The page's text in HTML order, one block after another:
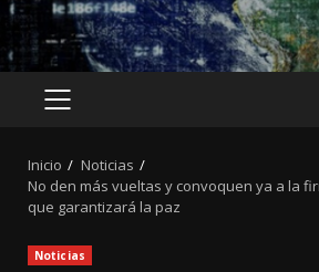
MENÚ
Inicio
Noticias
No den más vueltas y convoquen ya a la
que garantizará la paz
Noticias